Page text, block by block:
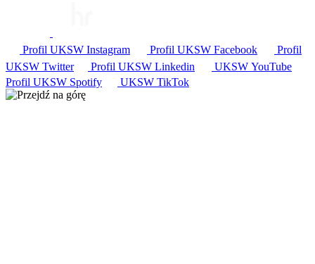
Profil UKSW Instagram Profil UKSW Facebook
Profil
UKSW Twitter Profil UKSW Linkedin UKSW YouTube
Profil UKSW Spotify UKSW TikTok